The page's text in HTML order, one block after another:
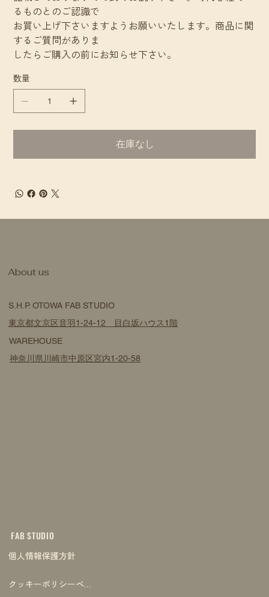
るものとのご認識で
お買い上げ下さいますようお願いいたします。商品に関
するご質問がありま
したらご購入の前にお知らせ下さい。
数量
在庫なし
FAB STUDIO
個人情報保護方針
クッキーポリシーページ
S.H.P. OTOWA FAB STUDIO
東京都文京区音羽1-24-12 目白坂ハウス1階
WAREHOUSE
神奈川県川崎市中原区宮内1-20-58
​About us